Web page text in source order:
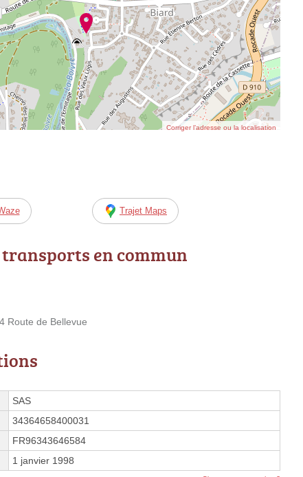
Corriger l’adresse ou la localisation
Trajet Maps
en commun
Route de Bellevue
SAS
34364658400031
FR96343646584
1 janvier 1998